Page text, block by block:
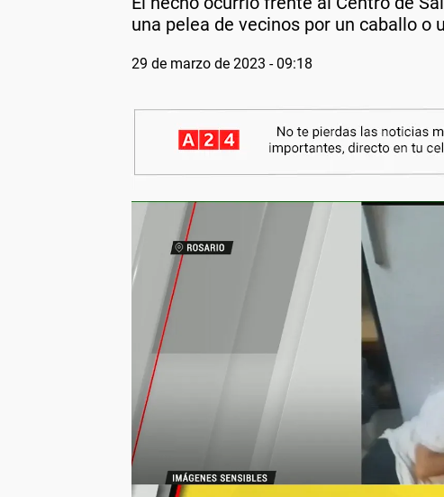
una pelea de vecinos por un caballo
29 de marzo de 2023 - 09:18